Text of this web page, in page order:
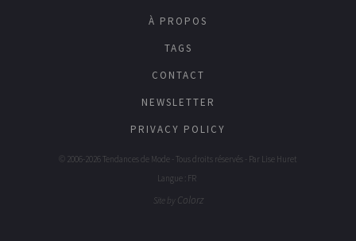
À PROPOS
TAGS
CONTACT
NEWSLETTER
PRIVACY POLICY
© 2006-2026 Tendances de Mode - Tous droits réservés - Par Lise Huret
Langue : FR
Site by Colorz